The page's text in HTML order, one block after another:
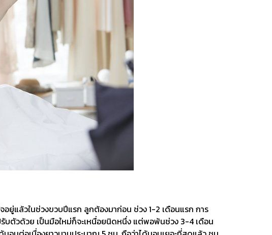
แล้วในช่วงขวบปีแรก ลูกต้องมาก่อน ช่วง 1-2 เดือนแรก การ
บตัวด้วย เป็นมือใหม่ก็จะเหนื่อยนิดหนึ่ง แต่พอพ้นช่วง 3-4 เดือน